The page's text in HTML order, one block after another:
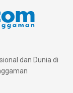
dan Dunia di